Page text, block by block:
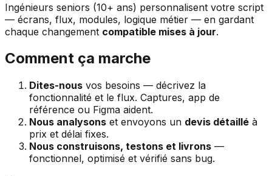
Ingénieurs seniors (10+ ans) personnalisent votre script
— écrans, flux, modules, logique métier — en gardant
chaque changement compatible mises à jour.
Comment ça marche
Dites-nous vos besoins — décrivez la
fonctionnalité et le flux. Captures, app de
référence ou Figma aident.
Nous analysons et envoyons un devis détaillé à
prix et délai fixes.
Nous construisons, testons et livrons —
fonctionnel, optimisé et vérifié sans bug.